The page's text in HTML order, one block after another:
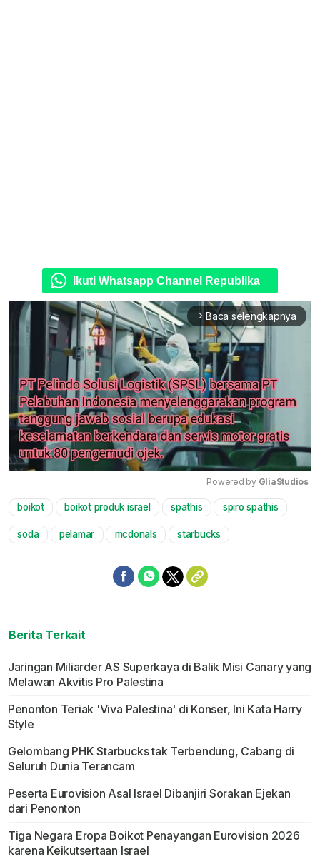
Ikuti Whatsapp Channel Republika
arrow_forward_ios Baca selengkapnya
Mute
Powered by GliaStudios
boikot boikot produk israel spathis spiro spathis
soda pelamar mcdonals starbucks
Berita Terkait
Jaringan Miliarder AS Superkaya di Balik Misi Canary yang
Melawan Akvitis Pro Palestina
Penonton Teriak 'Viva Palestina' di Konser, Ini Kata Harry
Style
Gelombang PHK Starbucks tak Terbendung, Cabang di
Seluruh Dunia Terancam
Peserta Eurovision Asal Israel Dibanjiri Sorakan Ejekan
dari Penonton
Tiga Negara Eropa Boikot Penayangan Eurovision 2026
karena Keikutsertaan Israel